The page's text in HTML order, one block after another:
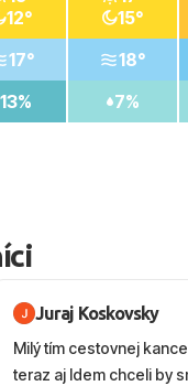
12°
17°
13%
15°
18°
7%
Juraj Koskovsky
Milý tím cestovnej
teraz aj Idem chceli by